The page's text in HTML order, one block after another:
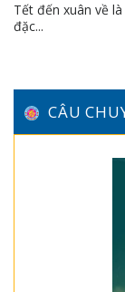
Tết đến xuân về
đặc...
CÂU